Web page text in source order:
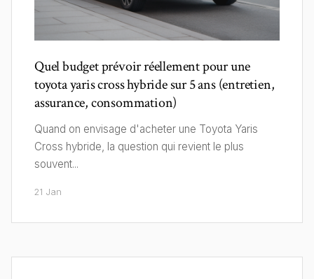
Quel budget prévoir réellement pour une
toyota yaris cross hybride sur 5 ans (entretien,
assurance, consommation)
Quand on envisage d'acheter une Toyota Yaris
Cross hybride, la question qui revient le plus
souvent...
21 Jan